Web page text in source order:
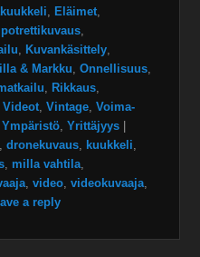
Eläimet
Kuvankäsittely
& Markku ,Onnellisuus
Rikkaus
,Videot ,Vintage ,Voima-
,Ympäristö ,Yrittäjyys
,dronekuvaus kuukkeli
milla vahtila
,video ,videokuvaaja
a reply